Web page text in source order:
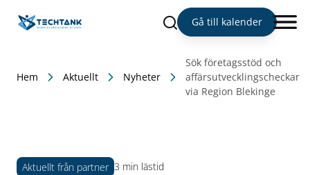
Sök Gå till kalender
Hem Aktuellt Nyheter
Sök företagsstöd och
affärsutvecklingscheckar
via Region Blekinge
Aktuellt från partner 3 min lästid